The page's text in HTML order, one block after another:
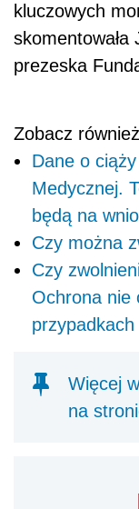
kluczowych
skomentowała
prezeska
Zobacz
Dane o
Medycznej.
będą na
Czy można
Czy
Ochrona nie
przypadkach
Więcej
na